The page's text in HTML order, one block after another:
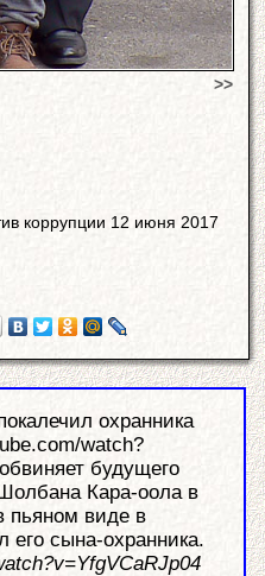
>>
коррупции 12 июня 2017
охранника
Кара-оола в
пьяном виде в
его сына-охранника.